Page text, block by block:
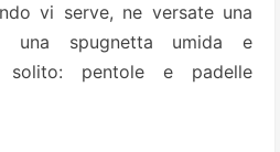
vi serve, ne versate una
una spugnetta umida e
pentole e padelle